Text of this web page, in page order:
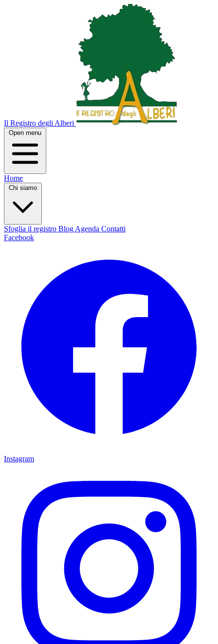
Il Registro degli Alberi
Open menu
Home
Chi siamo
Sfoglia il registro Blog Agenda Contatti
Facebook
Instagram